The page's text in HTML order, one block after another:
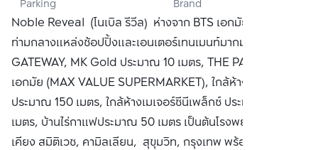
Parking
DEVELOPMENT
PUBLIC CO.,
LTD.
Brand
Noble Reveal (โนเบิล รีวีล) ห่างจาก BTS เอกมัย 200 เมตร
ท่ามกลางแหล่งช้อปปิ้งและเอนเตอร์เทนเมนท์มากมาย เช่น ห้าง
GATEWAY, MK Gold ประมาณ 10 เมตร, THE PARKLANE
เอกมัย (MAX VALUE SUPERMARKET), ใกล้ห้าง Big C
ประมาณ 150 เมตร, ใกล้ห้างเมเจอร์ซีนีเพล็กซ์ ประมาณ 200
เมตร, บ้านไร่กาแฟประมาณ 50 เมตร เป็นต้นโรงพยาบาลใกล้
เคียง สมิติเวช, คามิลเลียน, สุขุมวิท, กรุงเทพ พร้อมสิ่งอำนวย